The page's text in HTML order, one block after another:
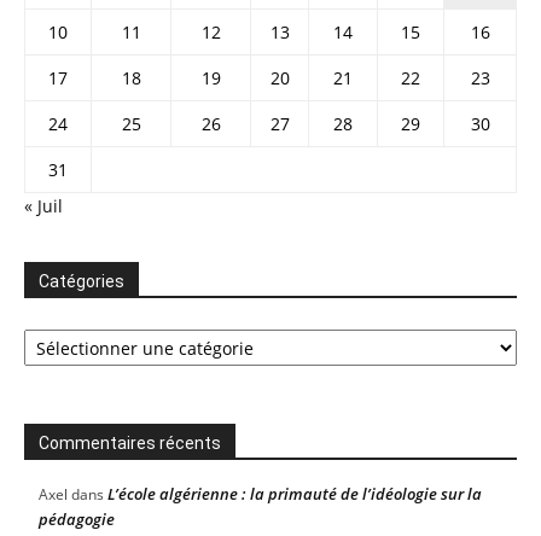
10
11 12 13 14 15
16
17
18 19 20 21 22
23
24
25 26 27 28 29
30
31
« Juil
Catégories
Catégories
Commentaires récents
Axel dans L’école algérienne : la primauté de l’idéologie sur la
pédagogie